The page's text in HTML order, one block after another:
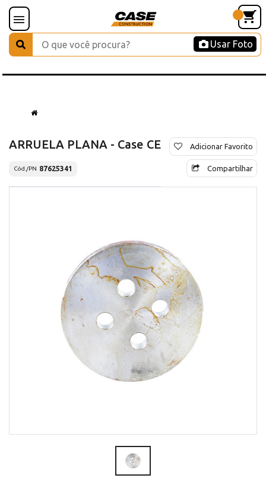
Usar Foto
ARRUELA PLANA - Case CE
Cód./PN 87625341
Adicionar Favorito
Compartilhar